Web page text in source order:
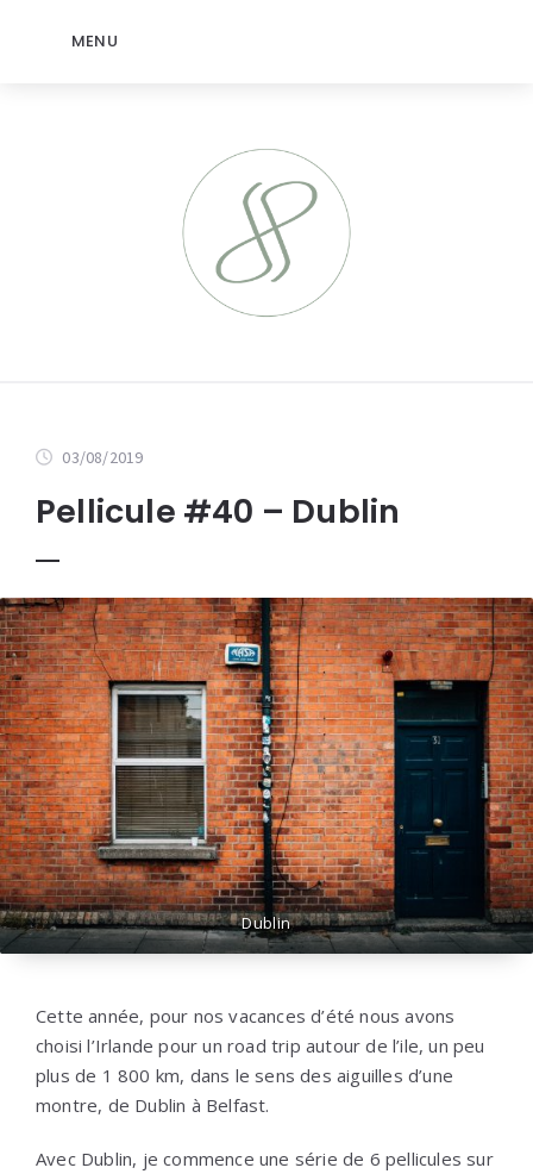
MENU
03/08/2019
Pellicule #40 – Dublin
Dublin
Cette année, pour nos vacances d’été nous avons
choisi l’Irlande pour un road trip autour de l’ile, un peu
plus de 1 800 km, dans le sens des aiguilles d’une
montre, de Dublin à Belfast.
Avec Dublin, je commence une série de 6 pellicules sur